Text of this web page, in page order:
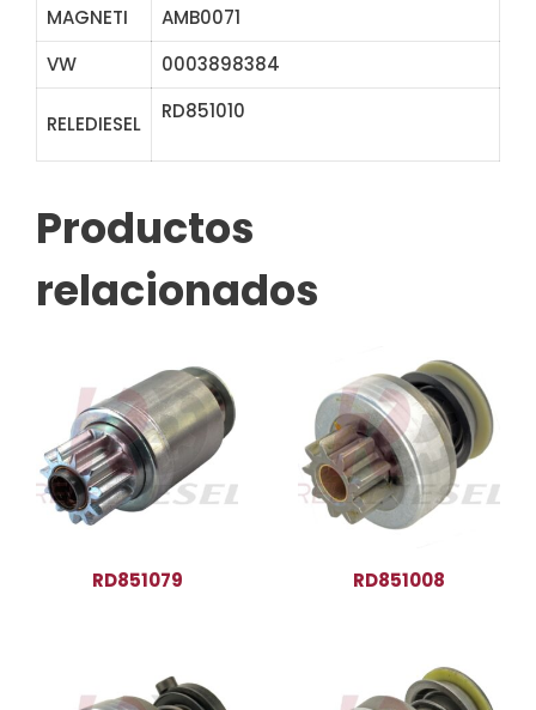
MAGNETI
AMB0071
VW
0003898384
RELEDIESEL
RD851010
Productos
relacionados
RD851079 RD851008